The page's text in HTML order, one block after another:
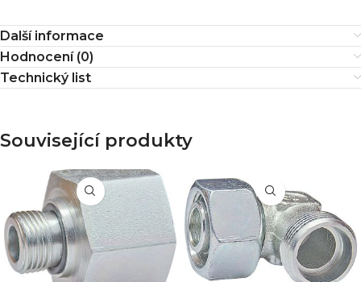
Další informace
Hodnocení (0)
Technický list
Související produkty